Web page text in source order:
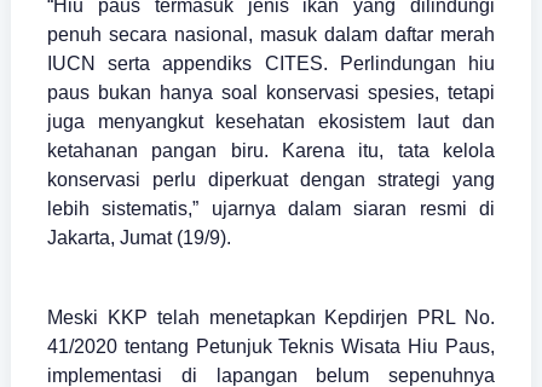
“Hiu paus termasuk jenis ikan yang dilindungi
penuh secara nasional, masuk dalam daftar merah
IUCN serta appendiks CITES. Perlindungan hiu
paus bukan hanya soal konservasi spesies, tetapi
juga menyangkut kesehatan ekosistem laut dan
ketahanan pangan biru. Karena itu, tata kelola
konservasi perlu diperkuat dengan strategi yang
lebih sistematis,” ujarnya dalam siaran resmi di
Jakarta, Jumat (19/9).
Meski KKP telah menetapkan Kepdirjen PRL No.
41/2020 tentang Petunjuk Teknis Wisata Hiu Paus,
implementasi di lapangan belum sepenuhnya